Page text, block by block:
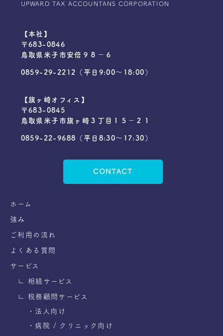
UPWARD TAX ACCOUNTANS CORPORATION
【本社】
〒683-0846
鳥取県米子市安倍９８−６
0859-29-2212 （平日9:00〜18:00）
【旗ヶ崎オフィス】
〒683-0845
鳥取県米子市旗ヶ崎３丁目１５−２１
0859-22-9688 （平日8:30～17:30）
CONTACT
ホーム
強み
ご利用の流れ
よくある質問
サービス
∟ 相続サービス
∟ 税務顧問サービス
・法人向け
・病院 / クリニック向け